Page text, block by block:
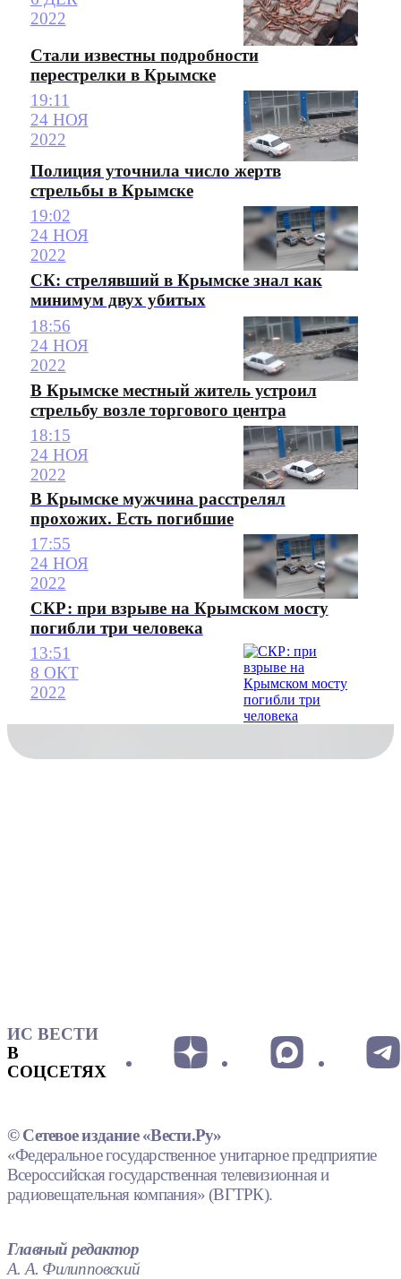
2022
Стали известны подробности
перестрелки в Крымске
19:11
24 НОЯ
2022
Полиция уточнила число жертв
стрельбы в Крымске
19:02
24 НОЯ
2022
СК: стрелявший в Крымске знал как
минимум двух убитых
18:56
24 НОЯ
2022
В Крымске местный житель устроил
стрельбу возле торгового центра
18:15
24 НОЯ
2022
В Крымске мужчина расстрелял
прохожих. Есть погибшие
17:55
24 НОЯ
2022
СКР: при взрыве на Крымском мосту
погибли три человека
13:51
8 ОКТ
2022
ИС ВЕСТИ
В
СОЦСЕТЯХ
© Сетевое издание «Вести.Ру»
«Федеральное государственное унитарное предприятие
Всероссийская государственная телевизионная и
радиовещательная компания» (ВГТРК).
Главный редактор
А. А. Филипповский